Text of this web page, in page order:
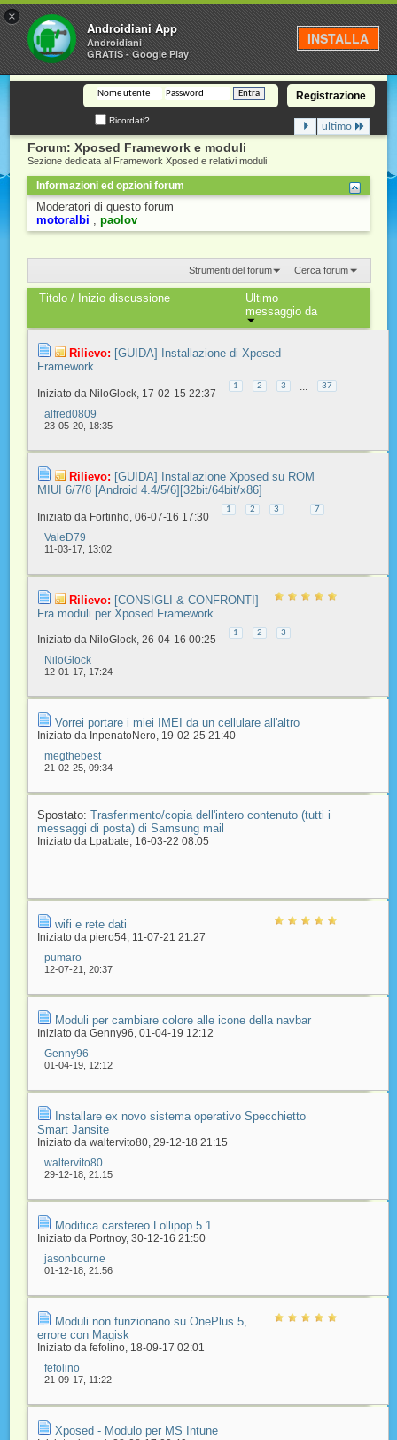
Androidiani
Registrazione
Ricordati?
ultimo
Forum:Xposed Framework e moduli
Sezione dedicata al Framework Xposed e relativi moduli
Informazioni ed opzioni forum
Moderatori di questo forum
motoralbi
paolov
Strumenti del forum Cerca forum
Titolo / Inizio discussione
Ultimo
messaggio da
Rilievo: [GUIDA] Installazione di Xposed
Framework
Iniziato da NiloGlock‎, 17-02-15 22:37
1 2 3 ... 37
alfred0809
23-05-20, 18:35
Rilievo: [GUIDA] Installazione Xposed su ROM
MIUI 6/7/8 [Android 4.4/5/6][32bit/64bit/x86]
Iniziato da Fortinho‎, 06-07-16 17:30
1 2 3 ... 7
ValeD79
11-03-17, 13:02
Rilievo: [CONSIGLI & CONFRONTI]
Fra moduli per Xposed Framework
Iniziato da NiloGlock‎, 26-04-16 00:25
1 2 3
NiloGlock
12-01-17, 17:24
Vorrei portare i miei IMEI da un cellulare all'altro
Iniziato da InpenatoNero‎, 19-02-25 21:40
megthebest
21-02-25, 09:34
Spostato:Trasferimento/copia dell'intero contenuto (tutti i
messaggi di posta) di Samsung mail
Iniziato da Lpabate‎, 16-03-22 08:05
wifi e rete dati
Iniziato dapiero54‎, 11-07-21 21:27
pumaro
12-07-21, 20:37
Moduli per cambiare colore alle icone della navbar
Iniziato daGenny96‎, 01-04-19 12:12
Genny96
01-04-19, 12:12
Installare ex novo sistema operativo Specchietto
Smart Jansite
Iniziato dawaltervito80‎, 29-12-18 21:15
waltervito80
29-12-18, 21:15
Modifica carstereo Lollipop 5.1
Iniziato da Portnoy‎, 30-12-16 21:50
jasonbourne
01-12-18, 21:56
Moduli non funzionano su OnePlus 5,
errore con Magisk
Iniziato dafefolino‎, 18-09-17 02:01
fefolino
21-09-17, 11:22
Xposed - Modulo per MS Intune
×
Androidiani App
Androidiani
GRATIS - Google Play
INSTALLA